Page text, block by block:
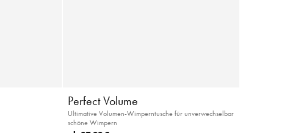
Perfect Volume
Ultimative Volumen-Wimperntusche für unverwechselbar
schöne Wimpern